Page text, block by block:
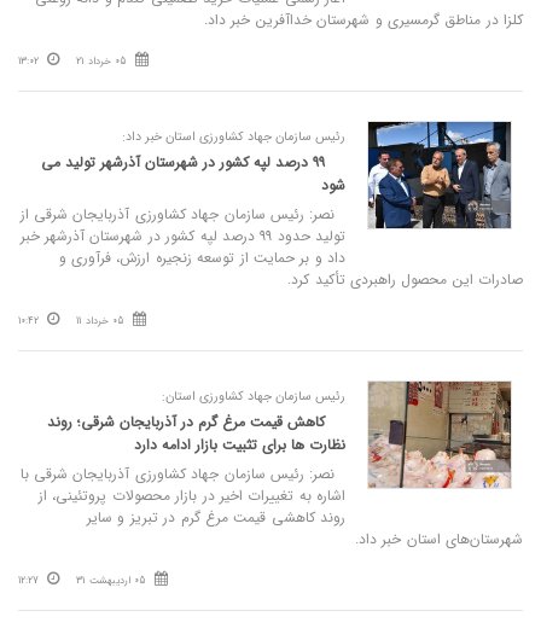
کلزا در مناطق گرمسیری و شهرستان خداآفرین خبر داد.
05 خرداد 21 13:02
رئیس سازمان جهاد کشاورزی استان خبر داد:
۹۹ درصد لپه کشور در شهرستان آذرشهر تولید می‌
شود
نصر: رئیس سازمان جهاد کشاورزی آذربایجان شرقی از
تولید حدود ۹۹ درصد لپه کشور در شهرستان آذرشهر خبر
داد و بر حمایت از توسعه زنجیره ارزش، فرآوری و
صادرات این محصول راهبردی تأکید کرد.
05 خرداد 11 10:42
رئیس سازمان جهاد کشاورزی استان:
کاهش قیمت مرغ گرم در آذربایجان شرقی؛ روند
نظارت‌ ها برای تثبیت بازار ادامه دارد
نصر: رئیس سازمان جهاد کشاورزی آذربایجان شرقی با
اشاره به تغییرات اخیر در بازار محصولات پروتئینی، از
روند کاهشی قیمت مرغ گرم در تبریز و سایر
شهرستان‌های استان خبر داد.
05 اردیبهشت 31 12:27